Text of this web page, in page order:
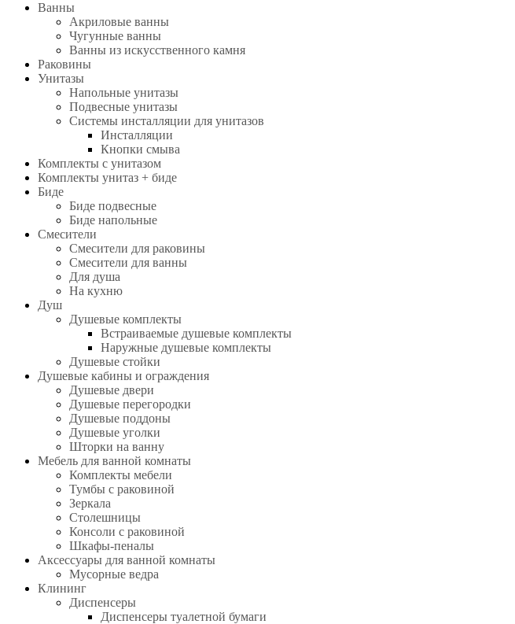
Ванны
Акриловые ванны
Чугунные ванны
Ванны из искусственного камня
Раковины
Унитазы
Напольные унитазы
Подвесные унитазы
Системы инсталляции для унитазов
Инсталляции
Кнопки смыва
Комплекты с унитазом
Комплекты унитаз + биде
Биде
Биде подвесные
Биде напольные
Смесители
Смесители для раковины
Смесители для ванны
Для душа
На кухню
Душ
Душевые комплекты
Встраиваемые душевые комплекты
Наружные душевые комплекты
Душевые стойки
Душевые кабины и ограждения
Душевые двери
Душевые перегородки
Душевые поддоны
Душевые уголки
Шторки на ванну
Мебель для ванной комнаты
Комплекты мебели
Тумбы с раковиной
Зеркала
Столешницы
Консоли с раковиной
Шкафы-пеналы
Аксессуары для ванной комнаты
Мусорные ведра
Клининг
Диспенсеры
Диспенсеры туалетной бумаги